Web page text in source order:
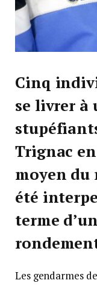
Cinq
se livrer à
Trignac
moyen du
été
terme
Les gendarmes